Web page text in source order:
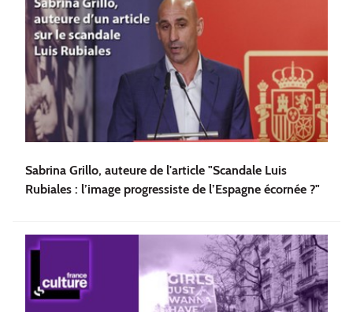
Sabrina Grillo, auteure de l'article "Scandale Luis
Rubiales : l’image progressiste de l’Espagne écornée ?"